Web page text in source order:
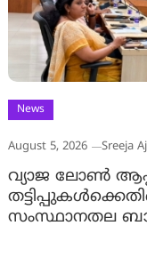
News
August 5, 2026 Sreeja
വ്യാജ ലോൺ
സംസ്ഥാനതല